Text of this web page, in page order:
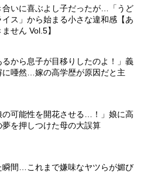
合いに喜ぶよし子だったが…「うど
イス」から始まる小さな違和感【あ
せん Vol.5】
るから息子が目移りしたのよ！」義
に唖然…嫁の高学歴が原因だと主
の可能性を開花させる…！」娘に高
を押しつけた母の大誤算
瞬間…これまで嫌味なヤツらが媚び